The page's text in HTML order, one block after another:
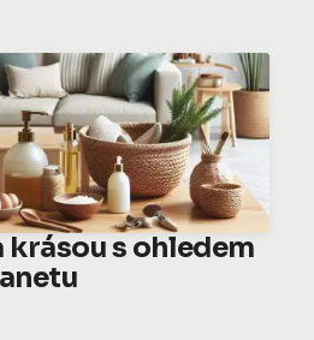
krásou s ohledem